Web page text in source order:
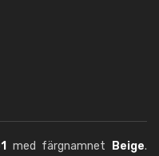
med färgnamnet Beige.